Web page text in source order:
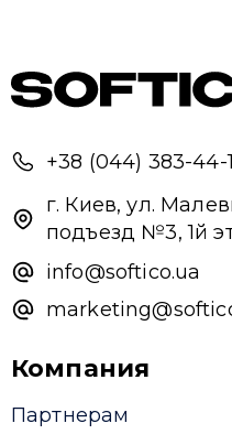
+38 (044) 383-44-
г. Киев, ул.
подъезд №3, 1й
info@softico.ua
Компания
Партнерам